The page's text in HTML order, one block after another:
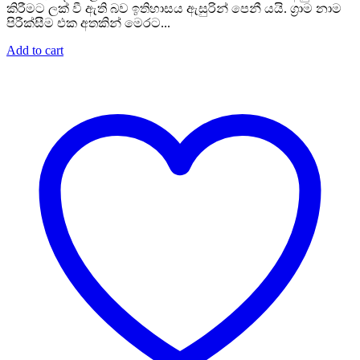
කිරීමට ලක් වී ඇති බව ඉතිහාසය ඇසුරින් පෙනී යයි. ග්‍රාම නාම
පිරීක්සීම එක අතකින් මෙරට...
Add to cart